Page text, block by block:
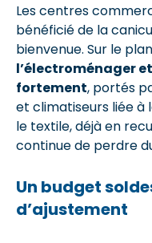
Les centres
bénéficié de la
bienvenue. Sur le
l’électroménager
fortement, portés
et climatiseurs liée à
le textile, déjà en
continue de perdre
Un budget
d’ajustement